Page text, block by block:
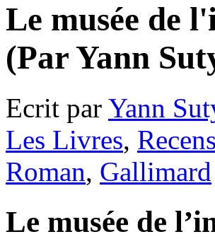
Le musée de
(Par Yann
Ecrit par Yann
Les Livres,
Roman, Gallimard
Le musée de